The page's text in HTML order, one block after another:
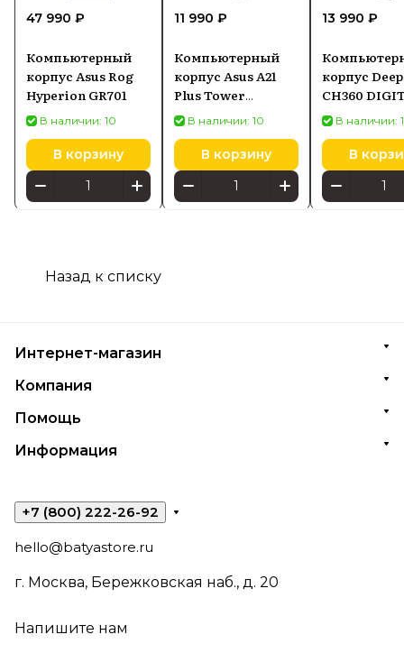
47 990 ₽
Компьютерный
корпус Asus Rog
Hyperion GR701
В наличии: 10
В корзину
11 990 ₽
Компьютерный
корпус Asus A21
Plus Tower
Черный
В наличии: 10
В корзину
13 990 ₽
корпус
CH360
Miditower -
Черный
В наличии:
В
Назад к списку
Интернет-магазин
Компания
Помощь
Информация
+7 (800) 222-26-92
hello@batyastore.ru
г. Москва, Бережковская наб., д. 20
Напишите нам